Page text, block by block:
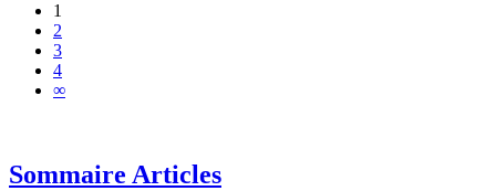
1
2
3
4
∞
Sommaire Articles